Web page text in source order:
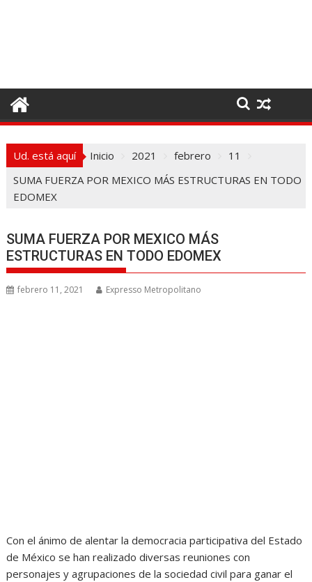
o
t
Ud. está aquí Inicio 2021 febrero
11
SUMA FUERZA POR MEXICO MÁS ESTRUCTURAS EN TODO
EDOMEX
SUMA FUERZA POR MEXICO MÁS
ESTRUCTURAS EN TODO EDOMEX
febrero 11, 2021 Expresso Metropolitano
Con el ánimo de alentar la democracia participativa del Estado
de México se han realizado diversas reuniones con
personajes y agrupaciones de la sociedad civil para ganar el